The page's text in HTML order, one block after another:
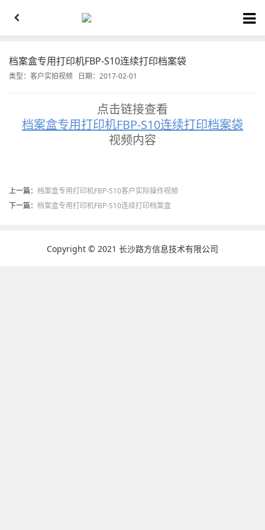
档案盒专用打印机FBP-S10连续打印档案袋
类型： 客户实拍视频 日期：2017-02-01
点击链接查看
档案盒专用打印机FBP-S10连续打印档案袋
视频内容
上一篇： 档案盒专用打印机FBP-S10客户实际操作视频
下一篇： 档案盒专用打印机FBP-S10连续打印档案盒
Copyright © 2021 长沙路方信息技术有限公司